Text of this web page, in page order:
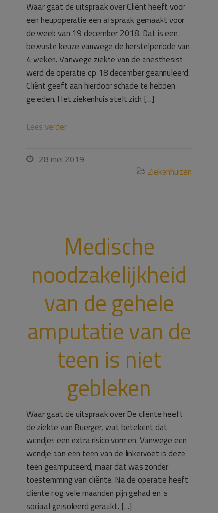
Waar gaat de uitspraak over Cliënt heeft voor
een heupoperatie een afspraak gemaakt voor
de week van 19 december 2018. Dat is een
bewuste keuze vanwege de herstelperiode van
4 weken. Vanwege ziekte van de anesthesist
werd de operatie op 18 december geannuleerd.
Cliënt geeft aan hierdoor schade te hebben
geleden. Het ziekenhuis stelt zich […]
Lees verder
 28 mei 2019
 Ziekenhuizen
Medische
noodzakelijkheid
van de gehele
amputatie van de
teen is niet
gebleken
Waar gaat de uitspraak over De cliënte heeft
de ziekte van Buerger, wat betekent dat
wondjes een extra risico vormen. Vanwege een
wondje aan een teen van de linkervoet is deze
teen geamputeerd, maar dat was zonder
toestemming van cliënte. Na de operatie heeft
cliënte nog vele maanden pijn gehad en is
sociaal geïsoleerd geraakt. […]